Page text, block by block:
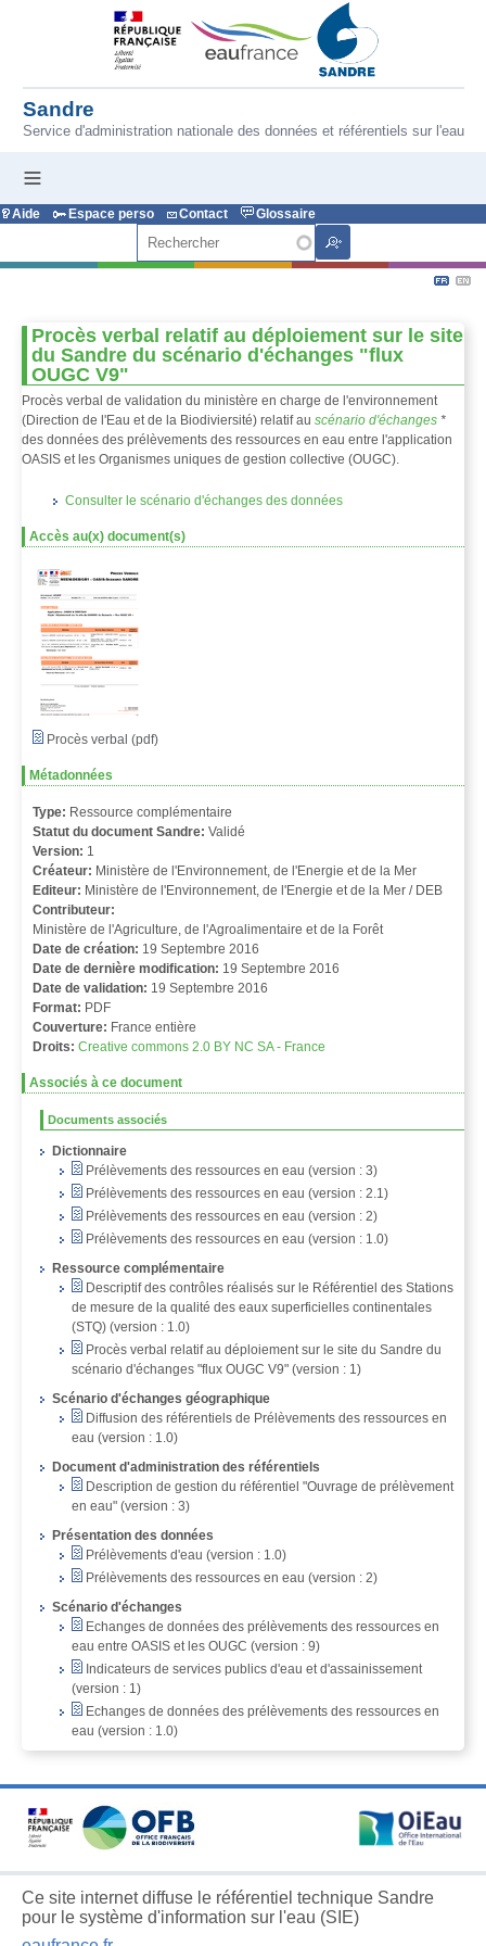
Aller au contenu principal
Sandre
Service d'administration nationale des données et référentiels sur l'eau
Aide Espace perso Contact
Glossaire
Procès verbal relatif au déploiement sur le site
du Sandre du scénario d'échanges "flux
OUGC V9"
Procès verbal de validation du ministère en charge de l'environnement
(Direction de l'Eau et de la Biodiviersité) relatif au scénario d'échanges *
des données des prélèvements des ressources en eau entre l'application
OASIS et les Organismes uniques de gestion collective (OUGC).
Consulter le scénario d'échanges des données
Accès au(x) document(s)
Procès verbal (pdf)
Métadonnées
Type: Ressource complémentaire
Statut du document Sandre: Validé
Version: 1
Créateur: Ministère de l'Environnement, de l'Energie et de la Mer
Editeur: Ministère de l'Environnement, de l'Energie et de la Mer / DEB
Contributeur:
Ministère de l'Agriculture, de l'Agroalimentaire et de la Forêt
Date de création: 19 Septembre 2016
Date de dernière modification: 19 Septembre 2016
Date de validation: 19 Septembre 2016
Format: PDF
Couverture: France entière
Droits: Creative commons 2.0 BY NC SA - France
Associés à ce document
Documents associés
Dictionnaire
Prélèvements des ressources en eau (version : 3)
Prélèvements des ressources en eau (version : 2.1)
Prélèvements des ressources en eau (version : 2)
Prélèvements des ressources en eau (version : 1.0)
Ressource complémentaire
Descriptif des contrôles réalisés sur le Référentiel des Stations
de mesure de la qualité des eaux superficielles continentales
(STQ) (version : 1.0)
Procès verbal relatif au déploiement sur le site du Sandre du
scénario d'échanges "flux OUGC V9" (version : 1)
Scénario d'échanges géographique
Diffusion des référentiels de Prélèvements des ressources en
eau (version : 1.0)
Document d'administration des référentiels
Description de gestion du référentiel "Ouvrage de prélèvement
en eau" (version : 3)
Présentation des données
Prélèvements d'eau (version : 1.0)
Prélèvements des ressources en eau (version : 2)
Scénario d'échanges
Echanges de données des prélèvements des ressources en
eau entre OASIS et les OUGC (version : 9)
Indicateurs de services publics d'eau et d'assainissement
(version : 1)
Echanges de données des prélèvements des ressources en
eau (version : 1.0)
Ce site internet diffuse le référentiel technique Sandre
pour le système d'information sur l'eau (SIE)